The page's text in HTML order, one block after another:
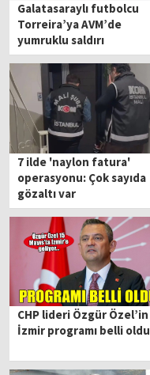
Galatasaraylı futbolcu
Torreira’ya AVM’de
yumruklu saldırı
7 ilde 'naylon fatura'
operasyonu: Çok sayıda
gözaltı var
CHP lideri Özgür Özel’in
İzmir programı belli oldu